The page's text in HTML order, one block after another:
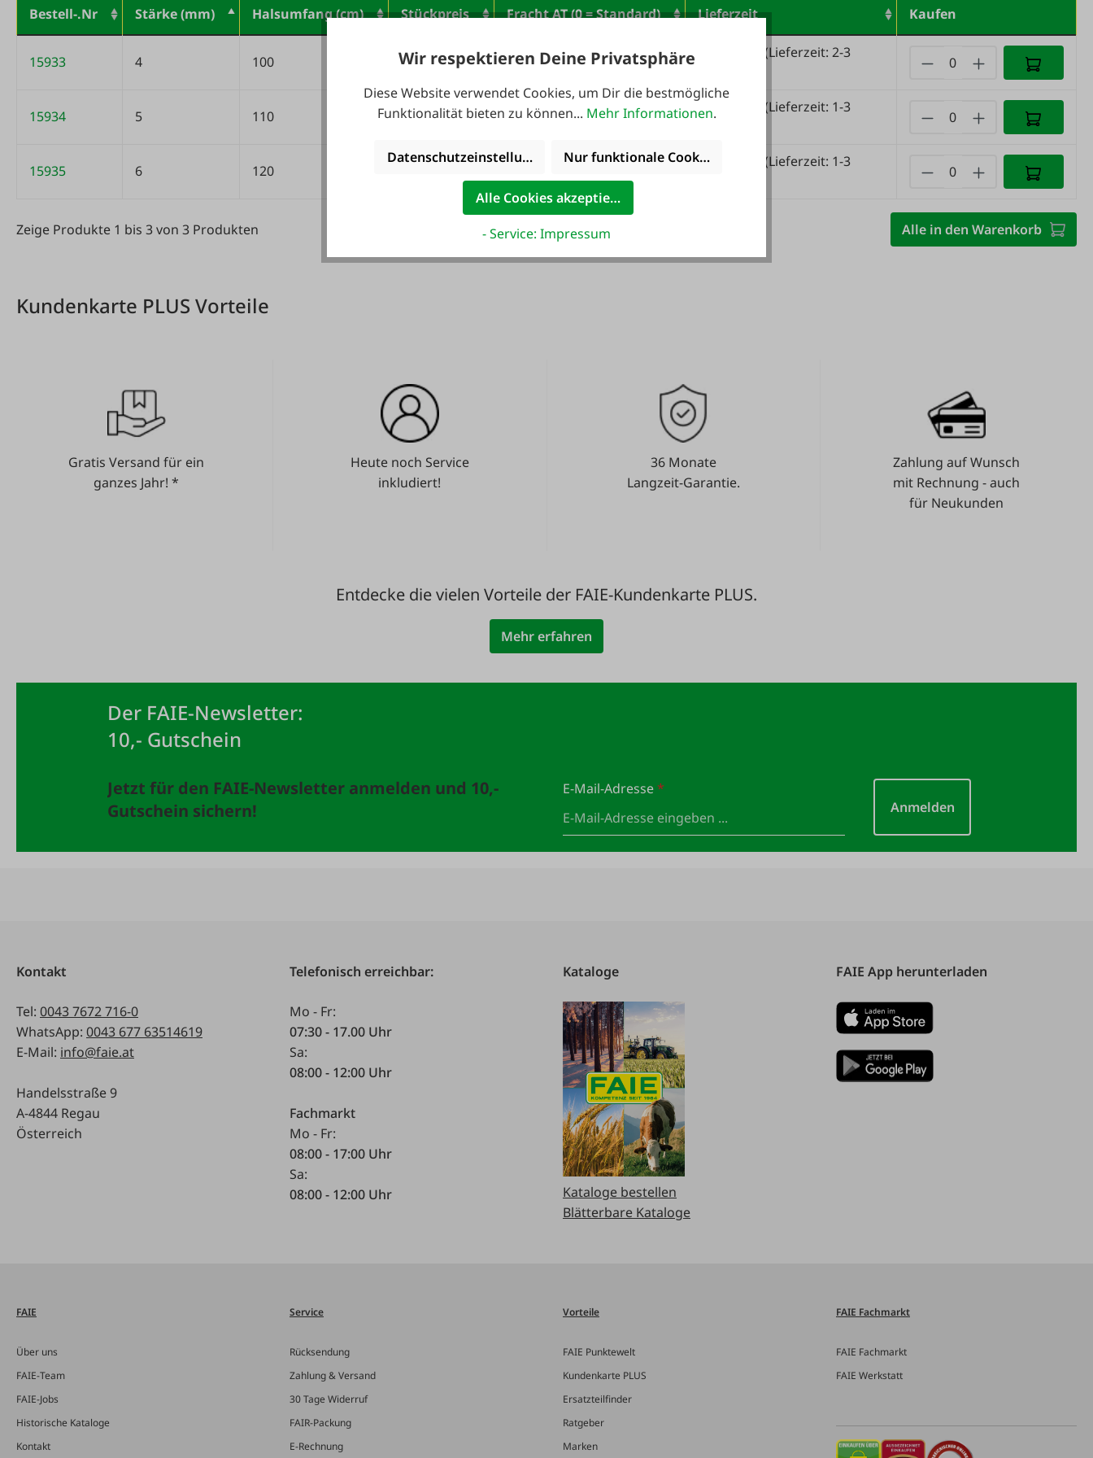
Bestell-.Nr Stärke (mm) Halsumfang (cm) Stückpreis Fracht AT (0 = Standard) Lieferzeit Kaufen
15933 4 100 24,95 € 0
(Lieferzeit: 2-3
15934 5 110 24,95 € 0
(Lieferzeit: 1-3
15935 6 120
(Lieferzeit: 1-3
Zeige Produkte 1 bis 3 von 3 Produkten
Alle in den Warenkorb
Kundenkarte PLUS Vorteile
Gratis Versand für ein
ganzes Jahr! *
Heute noch Service
inkludiert!
36 Monate
Langzeit-Garantie.
Zahlung auf Wunsch
mit Rechnung - auch
für Neukunden
Entdecke die vielen Vorteile der FAIE-Kundenkarte PLUS.
Mehr erfahren
Der FAIE-Newsletter:
10,- Gutschein
Jetzt für den FAIE-Newsletter anmelden und 10,-
Gutschein sichern!
E-Mail-Adresse*
Anmelden
Kontakt
Tel: 0043 7672 716-0
WhatsApp: 0043 677 63514619
E-Mail: info@faie.at
Handelsstraße 9
A-4844 Regau
Österreich
Telefonisch erreichbar:
Mo - Fr:
07:30 - 17.00 Uhr
Sa:
08:00 - 12:00 Uhr
Fachmarkt
Mo - Fr:
08:00 - 17:00 Uhr
Sa:
08:00 - 12:00 Uhr
Kataloge
Kataloge bestellen
Blätterbare Kataloge
FAIE App herunterladen
FAIE
Über uns
FAIE-Team
FAIE-Jobs
Historische Kataloge
Kontakt
Service
Rücksendung
Zahlung & Versand
30 Tage Widerruf
FAIR-Packung
E-Rechnung
Vorteile
FAIE Punktewelt
Kundenkarte PLUS
Ersatzteilfinder
Ratgeber
Marken
FAIE Fachmarkt
FAIE Fachmarkt
FAIE Werkstatt
Wir respektieren Deine Privatsphäre
Diese Website verwendet Cookies, um Dir die bestmögliche
Funktionalität bieten zu können... Mehr Informationen.
Datenschutzeinstellungen Nur funktionale Cookies akzeptieren
Alle Cookies akzeptieren
- Service: Impressum